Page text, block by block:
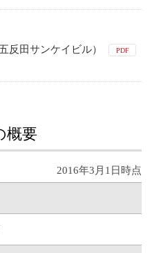
反田サンケイビル）
PDF
概要
2016年3月1日時点